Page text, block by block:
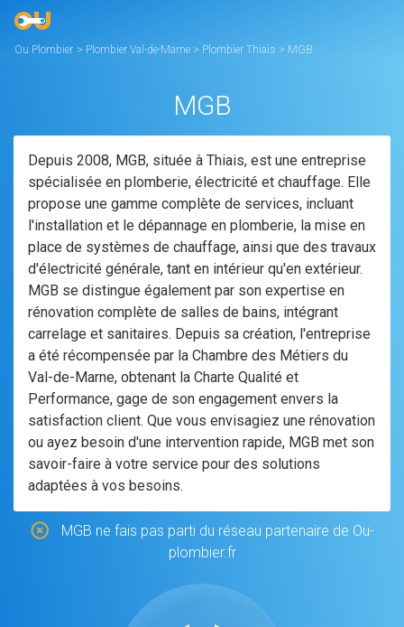
Ou Plombier > Plombier Val-de-Marne > Plombier Thiais > MGB
MGB
Depuis 2008, MGB, située à Thiais, est une entreprise
spécialisée en plomberie, électricité et chauffage. Elle
propose une gamme complète de services, incluant
l'installation et le dépannage en plomberie, la mise en
place de systèmes de chauffage, ainsi que des travaux
d'électricité générale, tant en intérieur qu'en extérieur.
MGB se distingue également par son expertise en
rénovation complète de salles de bains, intégrant
carrelage et sanitaires. Depuis sa création, l'entreprise
a été récompensée par la Chambre des Métiers du
Val-de-Marne, obtenant la Charte Qualité et
Performance, gage de son engagement envers la
satisfaction client. Que vous envisagiez une rénovation
ou ayez besoin d'une intervention rapide, MGB met son
savoir-faire à votre service pour des solutions
adaptées à vos besoins.
MGB ne fais pas parti du réseau partenaire de Ou-
plombier.fr